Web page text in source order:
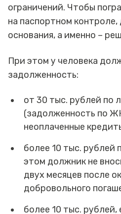
ограничений. Чтобы
на паспортном
основания, а именно –
При этом у человека
задолженность:
от 30 тыс. рублей по
(задолженность по
неоплаченные
более 10 тыс. рублей
этом должник не
двух месяцев после
добровольного
более 10 тыс. рублей,